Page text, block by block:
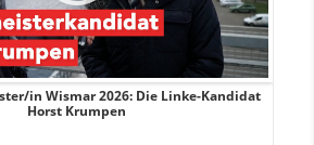
in Wismar 2026: Die Linke-Kandidat
Horst Krumpen